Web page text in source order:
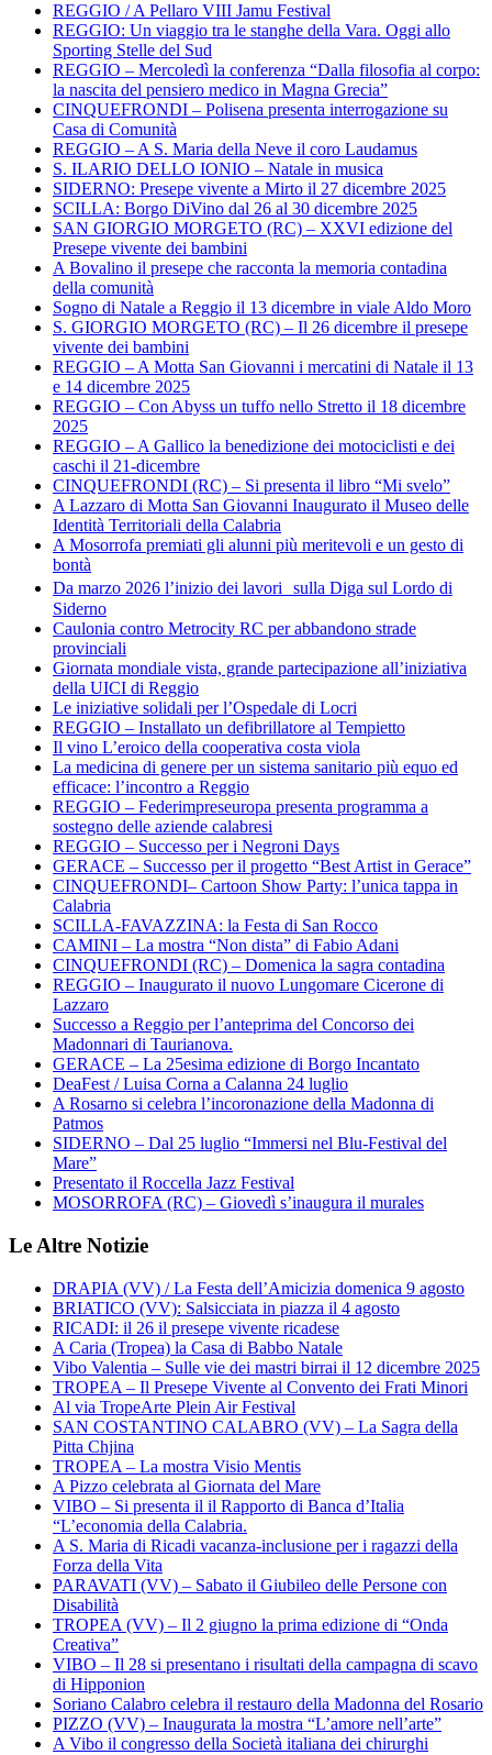
REGGIO / A Pellaro VIII Jamu Festival
REGGIO: Un viaggio tra le stanghe della Vara. Oggi allo
Sporting Stelle del Sud
REGGIO – Mercoledì la conferenza “Dalla filosofia al corpo:
la nascita del pensiero medico in Magna Grecia”
CINQUEFRONDI – Polisena presenta interrogazione su
Casa di Comunità
REGGIO – A S. Maria della Neve il coro Laudamus
S. ILARIO DELLO IONIO – Natale in musica
SIDERNO: Presepe vivente a Mirto il 27 dicembre 2025
SCILLA: Borgo DiVino dal 26 al 30 dicembre 2025
SAN GIORGIO MORGETO (RC) – XXVI edizione del
Presepe vivente dei bambini
A Bovalino il presepe che racconta la memoria contadina
della comunità
Sogno di Natale a Reggio il 13 dicembre in viale Aldo Moro
S. GIORGIO MORGETO (RC) – Il 26 dicembre il presepe
vivente dei bambini
REGGIO – A Motta San Giovanni i mercatini di Natale il 13
e 14 dicembre 2025
REGGIO – Con Abyss un tuffo nello Stretto il 18 dicembre
2025
REGGIO – A Gallico la benedizione dei motociclisti e dei
caschi il 21-dicembre
CINQUEFRONDI (RC) – Si presenta il libro “Mi svelo”
A Lazzaro di Motta San Giovanni Inaugurato il Museo delle
Identità Territoriali della Calabria
A Mosorrofa premiati gli alunni più meritevoli e un gesto di
bontà
Da marzo 2026 l’inizio dei lavori sulla Diga sul Lordo di
Siderno
Caulonia contro Metrocity RC per abbandono strade
provinciali
Giornata mondiale vista, grande partecipazione all’iniziativa
della UICI di Reggio
Le iniziative solidali per l’Ospedale di Locri
REGGIO – Installato un defibrillatore al Tempietto
Il vino L’eroico della cooperativa costa viola
La medicina di genere per un sistema sanitario più equo ed
efficace: l’incontro a Reggio
REGGIO – Federimpreseuropa presenta programma a
sostegno delle aziende calabresi
REGGIO – Successo per i Negroni Days
GERACE – Successo per il progetto “Best Artist in Gerace”
CINQUEFRONDI– Cartoon Show Party: l’unica tappa in
Calabria
SCILLA-FAVAZZINA: la Festa di San Rocco
CAMINI – La mostra “Non dista” di Fabio Adani
CINQUEFRONDI (RC) – Domenica la sagra contadina
REGGIO – Inaugurato il nuovo Lungomare Cicerone di
Lazzaro
Successo a Reggio per l’anteprima del Concorso dei
Madonnari di Taurianova.
GERACE – La 25esima edizione di Borgo Incantato
DeaFest / Luisa Corna a Calanna 24 luglio
A Rosarno si celebra l’incoronazione della Madonna di
Patmos
SIDERNO – Dal 25 luglio “Immersi nel Blu-Festival del
Mare”
Presentato il Roccella Jazz Festival
MOSORROFA (RC) – Giovedì s’inaugura il murales
Le Altre Notizie
DRAPIA (VV) / La Festa dell’Amicizia domenica 9 agosto
BRIATICO (VV): Salsicciata in piazza il 4 agosto
RICADI: il 26 il presepe vivente ricadese
A Caria (Tropea) la Casa di Babbo Natale
Vibo Valentia – Sulle vie dei mastri birrai il 12 dicembre 2025
TROPEA – Il Presepe Vivente al Convento dei Frati Minori
Al via TropeArte Plein Air Festival
SAN COSTANTINO CALABRO (VV) – La Sagra della
Pitta Chjina
TROPEA – La mostra Visio Mentis
A Pizzo celebrata al Giornata del Mare
VIBO – Si presenta il il Rapporto di Banca d’Italia
“L’economia della Calabria.
A S. Maria di Ricadi vacanza-inclusione per i ragazzi della
Forza della Vita
PARAVATI (VV) – Sabato il Giubileo delle Persone con
Disabilità
TROPEA (VV) – Il 2 giugno la prima edizione di “Onda
Creativa”
VIBO – Il 28 si presentano i risultati della campagna di scavo
di Hipponion
Soriano Calabro celebra il restauro della Madonna del Rosario
PIZZO (VV) – Inaugurata la mostra “L’amore nell’arte”
A Vibo il congresso della Società italiana dei chirurghi